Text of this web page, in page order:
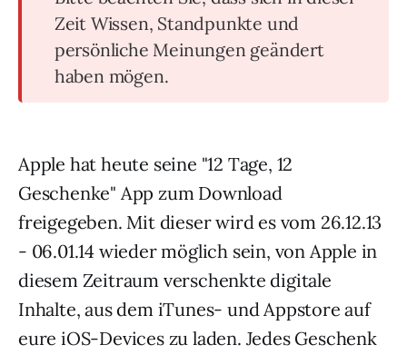
Zeit Wissen, Standpunkte und
persönliche Meinungen geändert
haben mögen.
Apple hat heute seine "12 Tage, 12
Geschenke" App zum Download
freigegeben. Mit dieser wird es vom 26.12.13
- 06.01.14 wieder möglich sein, von Apple in
diesem Zeitraum verschenkte digitale
Inhalte, aus dem iTunes- und Appstore auf
eure iOS-Devices zu laden. Jedes Geschenk